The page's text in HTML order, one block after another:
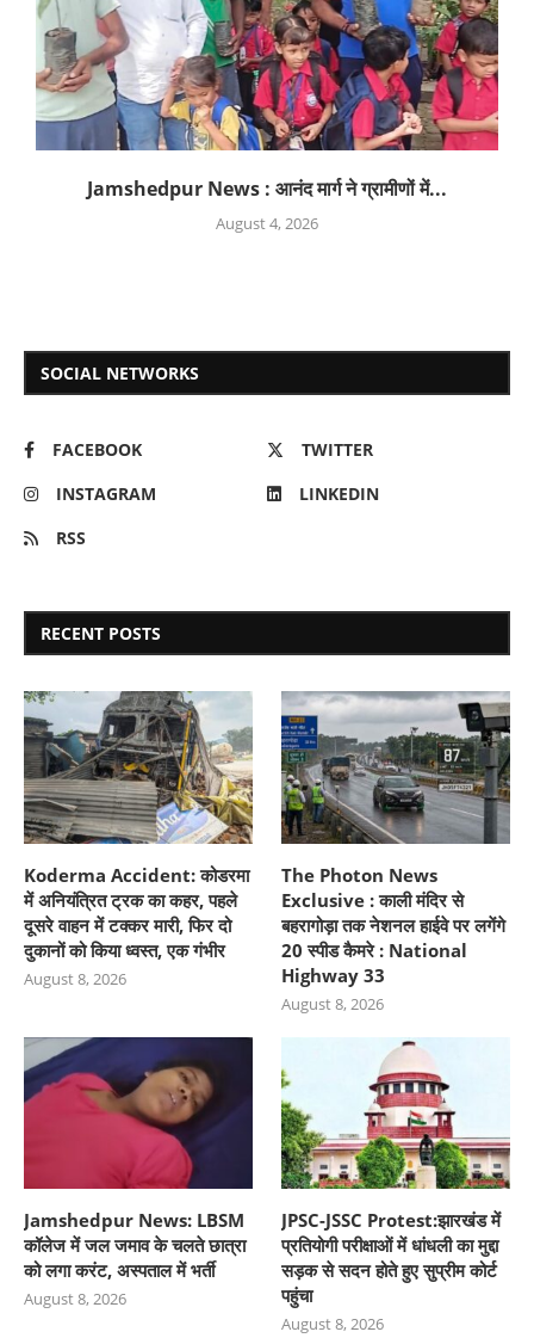
Jamshedpur News : आनंद मार्ग ने ग्रामीणों में...
August 4, 2026
SOCIAL NETWORKS
FACEBOOK
TWITTER
INSTAGRAM
LINKEDIN
RSS
RECENT POSTS
Koderma Accident: कोडरमा
में अनियंत्रित ट्रक का कहर, पहले
दूसरे वाहन में टक्कर मारी, फिर दो
दुकानों को किया ध्वस्त, एक गंभीर
August 8, 2026
The Photon News
Exclusive : काली मंदिर से
बहरागोड़ा तक नेशनल हाईवे पर लगेंगे
20 स्पीड कैमरे : National
Highway 33
August 8, 2026
Jamshedpur News: LBSM
कॉलेज में जल जमाव के चलते छात्रा
को लगा करंट, अस्पताल में भर्ती
August 8, 2026
JPSC-JSSC Protest:झारखंड में
प्रतियोगी परीक्षाओं में धांधली का मुद्दा
सड़क से सदन होते हुए सुप्रीम कोर्ट
पहुंचा
August 8, 2026